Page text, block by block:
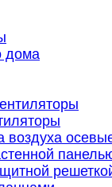
дома
воздуха